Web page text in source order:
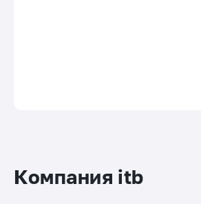
Компания itb